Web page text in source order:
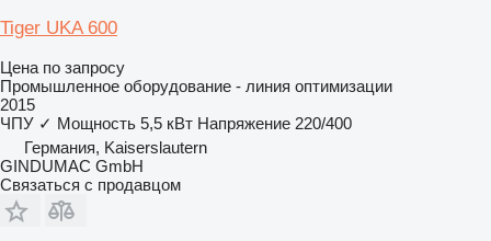
Tiger UKA 600
Цена по запросу
Промышленное оборудование - линия оптимизации
2015
ЧПУ ✓ Мощность 5,5 кВт Напряжение 220/400
Германия, Kaiserslautern
GINDUMAC GmbH
Связаться с продавцом